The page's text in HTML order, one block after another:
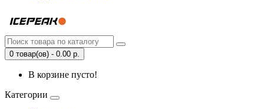
0 товар(ов) - 0.00 р.
В корзине пусто!
Категории